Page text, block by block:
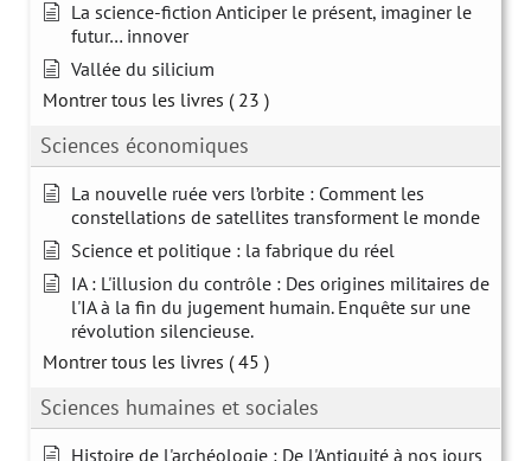
La science-fiction Anticiper le présent, imaginer le
futur… innover
Vallée du silicium
Montrer tous les livres ( 23 )
Sciences économiques
La nouvelle ruée vers l’orbite : Comment les
constellations de satellites transforment le monde
Science et politique : la fabrique du réel
IA : L'illusion du contrôle : Des origines militaires de
l'IA à la fin du jugement humain. Enquête sur une
révolution silencieuse.
Montrer tous les livres ( 45 )
Sciences humaines et sociales
Histoire de l'archéologie : De l'Antiquité à nos jours